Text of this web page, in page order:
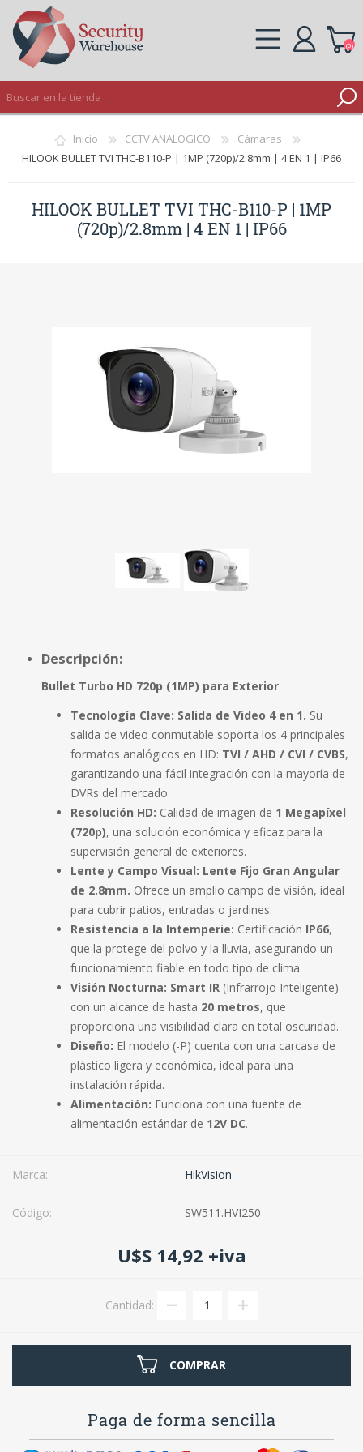
INICIAR SESIÓN
(0)
Inicio CCTV ANALOGICO
Cámaras
HILOOK BULLET TVI THC-B110-P | 1MP (720p)/2.8mm | 4 EN 1 | IP66
HILOOK BULLET TVI THC-B110-P | 1MP
(720p)/2.8mm | 4 EN 1 | IP66
Descripción:
Bullet Turbo HD 720p (1MP) para Exterior
Tecnología Clave: Salida de Video 4 en 1. Su
salida de video conmutable soporta los 4 principales
formatos analógicos en HD: TVI / AHD / CVI / CVBS,
garantizando una fácil integración con la mayoría de
DVRs del mercado.
Resolución HD: Calidad de imagen de 1 Megapíxel
(720p), una solución económica y eficaz para la
supervisión general de exteriores.
Lente y Campo Visual: Lente Fijo Gran Angular
de 2.8mm. Ofrece un amplio campo de visión, ideal
para cubrir patios, entradas o jardines.
Resistencia a la Intemperie: Certificación IP66,
que la protege del polvo y la lluvia, asegurando un
funcionamiento fiable en todo tipo de clima.
Visión Nocturna: Smart IR (Infrarrojo Inteligente)
con un alcance de hasta 20 metros, que
proporciona una visibilidad clara en total oscuridad.
Diseño: El modelo (-P) cuenta con una carcasa de
plástico ligera y económica, ideal para una
instalación rápida.
Alimentación: Funciona con una fuente de
alimentación estándar de 12V DC.
Marca: HikVision
Código: SW511.HVI250
U$S 14,92 +iva
Cantidad:
COMPRAR
Paga de forma sencilla